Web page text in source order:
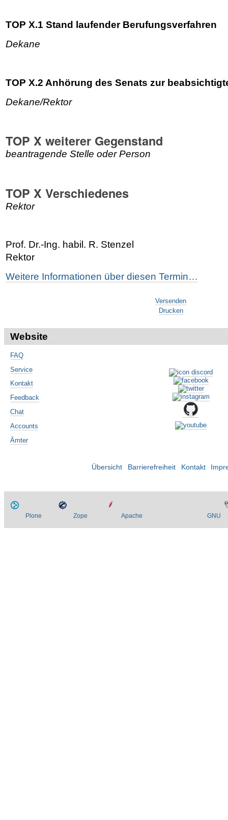
TOP X.1 Stand laufender Berufungsverfahren
Dekane
TOP X.2 Anhörung des Senats zur
Dekane/Rektor
TOP X weiterer Gegenstand
beantragende Stelle oder Person
TOP X Verschiedenes
Rektor
Prof. Dr.-Ing. habil. R. Stenzel
Rektor
Weitere Informationen über diesen Termin…
Versenden
Drucken
Website
FAQ
Service
Kontakt
Feedback
Chat
Accounts
Ämter
Übersicht Barrierefreiheit Kontakt
Plone Zope Apache GNU